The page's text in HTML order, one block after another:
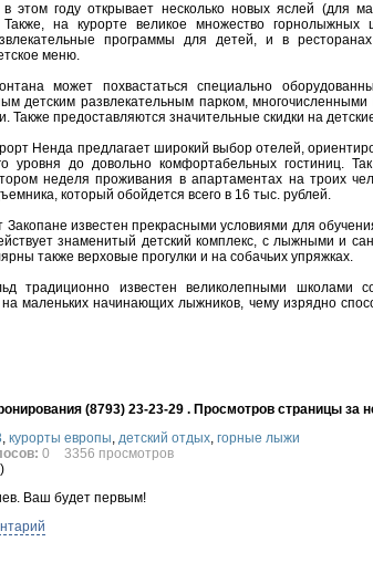
в этом году открывает несколько новых яслей (для
Также, на курорте великое множество
программы для детей, и в
меню.
может похвастаться специально
детским развлекательным парком,
Также предоставляются значительные скидки на
Ненда предлагает широкий выбор отелей,
уровня до довольно комфортабельных гостиниц.
неделя проживания в апартаментах на троих
который обойдется всего в 16 тыс. рублей.
Закопане известен прекрасными условиями для
знаменитый детский комплекс, с лыжными и
также верховые прогулки и на собачьих упряжках.
традиционно известен великолепными школами
маленьких начинающих лыжников, чему изрядно
(8793) 23-23-29 . Просмотров страницы за
, курорты европы, детский отдых, горные лыжи
0
3356 просмотров
)
Ваш будет первым!